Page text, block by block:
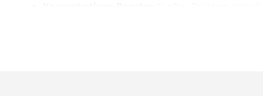
Direkten Sonnenkontakt und